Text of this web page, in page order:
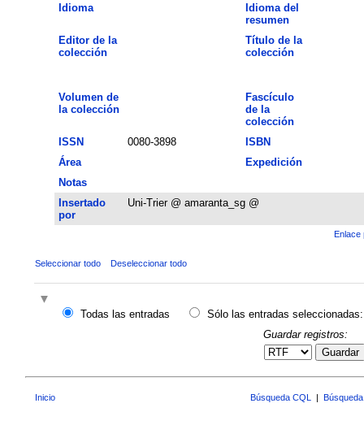
Idioma
Idioma del
resumen
Editor de la
colección
Título de la
colección
Volumen de
la colección
Fascículo
de la
colección
ISSN
0080-3898
ISBN
Área
Expedición
Notas
Insertado
por
Uni-Trier @ amaranta_sg @
Enlace
Seleccionar todo Deseleccionar todo
Todas las entradas
Sólo las entradas seleccionadas:
Guardar registros:
Guardar
Inicio Búsqueda CQL